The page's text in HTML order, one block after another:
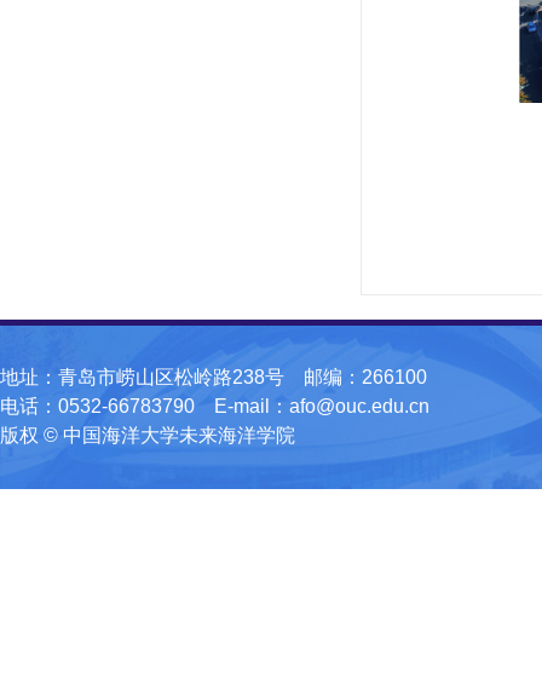
地址：青岛市崂山区松岭路238号 邮编：266100
电话：0532-66783790 E-mail：afo@ouc.edu.cn
版权 © 中国海洋大学未来海洋学院